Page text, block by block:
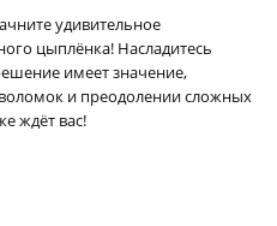
удивительное
цыплёнка! Насладитесь
имеет значение,
и преодолении сложных
ждёт вас!